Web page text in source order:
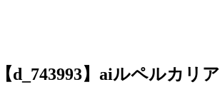
】aiルペルカリア